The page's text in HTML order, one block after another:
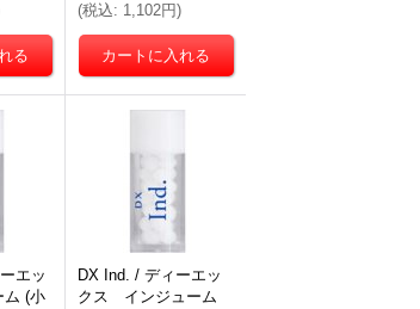
(税込: 1,102円)
エッ
(小
DX Ind. / ディーエッ
クス インジューム